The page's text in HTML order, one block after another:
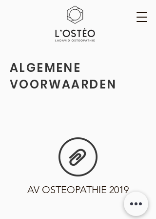
ALGEMENE
VOORWAARDEN
AV OSTEOPATHIE 2019